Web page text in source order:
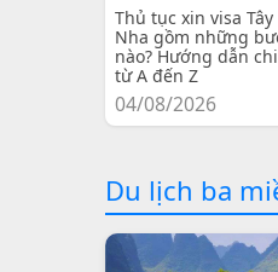
Thủ tục xin visa Tây
Nha gồm những
nào? Hướng dẫn
từ A đến Z
04/08/2026
Du lịch ba